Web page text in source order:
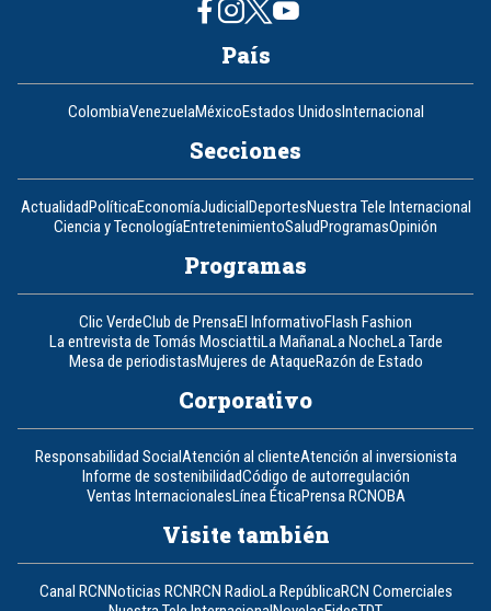
País
ColombiaVenezuelaMéxicoEstados UnidosInternacional
Secciones
ActualidadPolíticaEconomíaJudicialDeportesNuestra Tele Internacional
Ciencia y TecnologíaEntretenimientoSaludProgramasOpinión
Programas
Clic VerdeClub de PrensaEl InformativoFlash Fashion
La entrevista de Tomás MosciattiLa MañanaLa NocheLa Tarde
Mesa de periodistasMujeres de AtaqueRazón de Estado
Corporativo
Responsabilidad SocialAtención al clienteAtención al inversionista
Informe de sostenibilidadCódigo de autorregulación
Ventas InternacionalesLínea ÉticaPrensa RCNOBA
Visite también
Canal RCNNoticias RCNRCN RadioLa RepúblicaRCN Comerciales